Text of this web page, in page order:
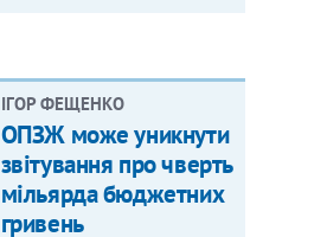
ІГОР ФЕЩЕНКО
ОПЗЖ може уникнути
звітування про чверть
мільярда бюджетних
гривень